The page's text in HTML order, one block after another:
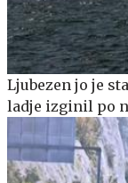
Ljubezen jo je
ladje izginil po